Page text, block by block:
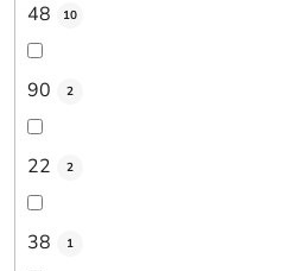
48 10
90 2
22 2
38 1